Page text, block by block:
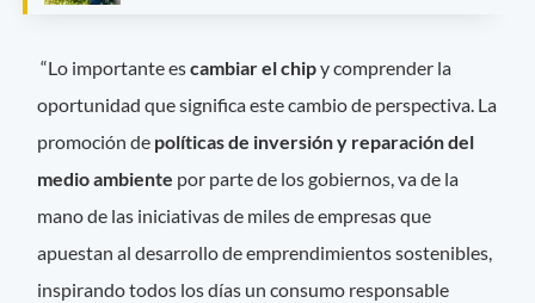
“Lo importante escambiar el chipy comprender la
oportunidad que significa este cambio de perspectiva. La
promoción de políticas de inversión y reparación del
medio ambiente por parte de los gobiernos, va de la
mano de las iniciativas de miles de empresas que
apuestan al desarrollo de emprendimientos sostenibles,
inspirando todos los días un consumo responsable